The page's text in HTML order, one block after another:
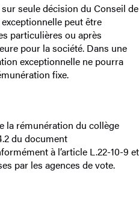
seule décision du Conseil de
peut être
particulières ou après
pour la société. Dans une
exceptionnelle ne pourra
fixe.
la rémunération du collège
du document
à l’article L.22-10-9 et
par les agences de vote.